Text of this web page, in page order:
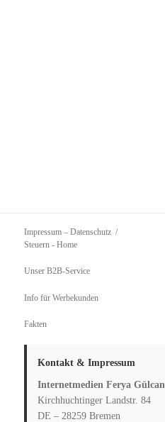
Impressum – Datenschutz
Steuern - Home
Unser B2B-Service
Info für Werbekunden
Fakten
Kontakt & Impressum
Internetmedien Ferya Gülcan
Kirchhuchtinger Landstr. 84
DE – 28259 Bremen